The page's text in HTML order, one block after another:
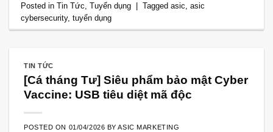
Posted inTin Tức ,Tuyển dụng | Taggedasic ,asic
cybersecurity,tuyển dụng
TIN TỨC
[Cá tháng Tư] Siêu phẩm bảo mật Cyber
Vaccine: USB tiêu diệt mã độc
POSTED ON 01/04/2026 BYASIC MARKETING